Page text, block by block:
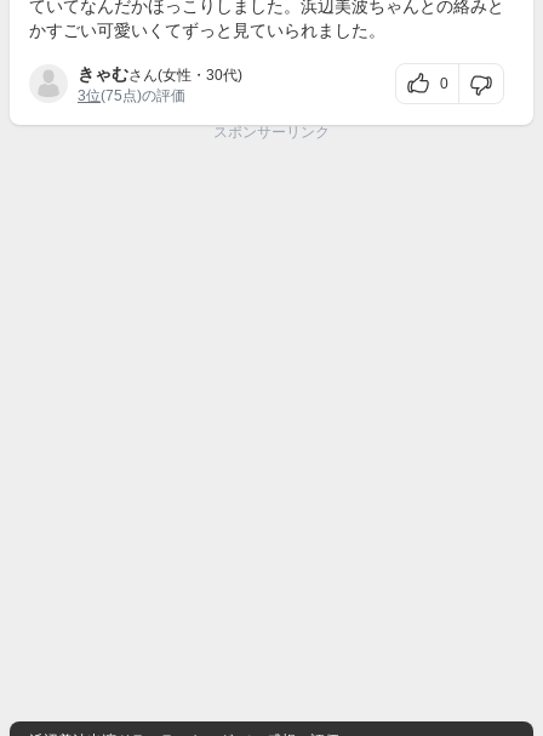
ていてなんだかほっこりしました。浜辺美波ちゃんとの絡みと
かすごい可愛いくてずっと見ていられました。
きゃむさん(女性・30代)
3位(75点)の評価
0
スポンサーリンク